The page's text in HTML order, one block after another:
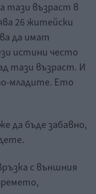
тази възраст в
26 житейски
да имат
истини често
тази възраст. И
младите. Ето
да бъде забавно,
с външния